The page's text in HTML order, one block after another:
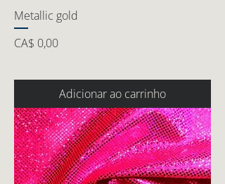
Metallic gold
Preço
CA$ 0,00
Adicionar ao carrinho